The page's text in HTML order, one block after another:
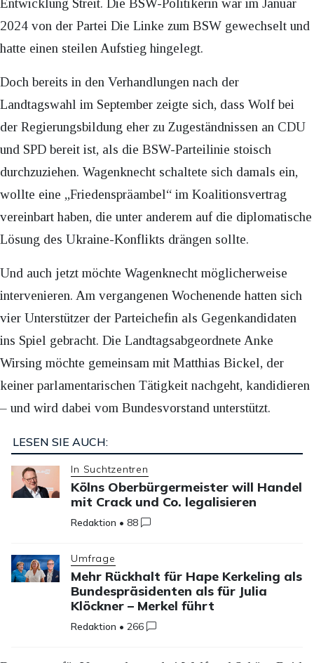
2024 von der Partei Die Linke zum BSW gewechselt und
hatte einen steilen Aufstieg hingelegt.
Doch bereits in den Verhandlungen nach der
Landtagswahl im September zeigte sich, dass Wolf bei
der Regierungsbildung eher zu Zugeständnissen an CDU
und SPD bereit ist, als die BSW-Parteilinie stoisch
durchzuziehen. Wagenknecht schaltete sich damals ein,
wollte eine „Friedenspräambel“ im Koalitionsvertrag
vereinbart haben, die unter anderem auf die diplomatische
Lösung des Ukraine-Konflikts drängen sollte.
Und auch jetzt möchte Wagenknecht möglicherweise
intervenieren. Am vergangenen Wochenende hatten sich
vier Unterstützer der Parteichefin als Gegenkandidaten
ins Spiel gebracht. Die Landtagsabgeordnete Anke
Wirsing möchte gemeinsam mit Matthias Bickel, der
keiner parlamentarischen Tätigkeit nachgeht, kandidieren
– und wird dabei vom Bundesvorstand unterstützt.
LESEN SIE AUCH:
In Suchtzentren
Kölns Oberbürgermeister will Handel
mit Crack und Co. legalisieren
Redaktion • 88
Umfrage
Mehr Rückhalt für Hape Kerkeling als
Bundespräsidenten als für Julia
Klöckner – Merkel führt
Redaktion •266